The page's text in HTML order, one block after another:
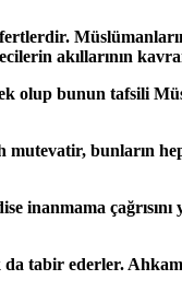
akıllarının
olup bunun tafsili
bunların
inanmama çağrısını
tabir ederler.